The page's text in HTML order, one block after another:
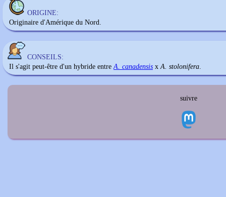
ORIGINE:
Originaire d'Amérique du Nord.
CONSEILS:
Il s'agit peut-être d'un hybride entreA. canadensis xA. stolonifera.
suivre